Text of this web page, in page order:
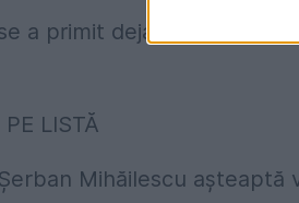
a primit deja un NUP
LISTĂ
Mihăilescu aşteaptă